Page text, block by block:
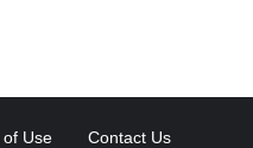
of Use Contact Us